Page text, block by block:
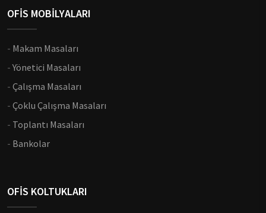
OFİS MOBİLYALARI
- Makam Masaları
-Yönetici Masaları
- Çalışma Masaları
- Çoklu Çalışma Masaları
- Toplantı Masaları
- Bankolar
OFİS KOLTUKLARI